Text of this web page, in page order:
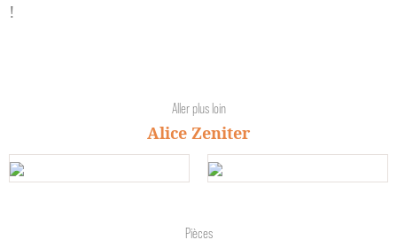
!
Aller plus loin
Alice Zeniter
Pièces